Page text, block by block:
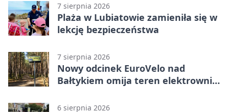
7 sierpnia 2026
Plaża w Lubiatowie zamieniła się w
lekcję bezpieczeństwa
7 sierpnia 2026
Nowy odcinek EuroVelo nad
Bałtykiem omija teren elektrowni
6 sierpnia 2026